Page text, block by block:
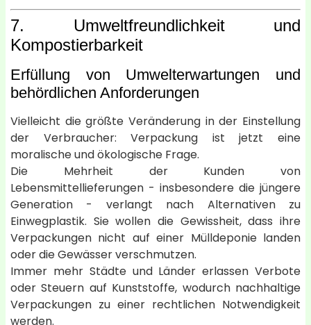
7. Umweltfreundlichkeit und
Kompostierbarkeit
Erfüllung von Umwelterwartungen und
behördlichen Anforderungen
Vielleicht die größte Veränderung in der Einstellung
der Verbraucher: Verpackung ist jetzt eine
moralische und ökologische Frage.
Die Mehrheit der Kunden von
Lebensmittellieferungen - insbesondere die jüngere
Generation - verlangt nach Alternativen zu
Einwegplastik. Sie wollen die Gewissheit, dass ihre
Verpackungen nicht auf einer Mülldeponie landen
oder die Gewässer verschmutzen.
Immer mehr Städte und Länder erlassen Verbote
oder Steuern auf Kunststoffe, wodurch nachhaltige
Verpackungen zu einer rechtlichen Notwendigkeit
werden.